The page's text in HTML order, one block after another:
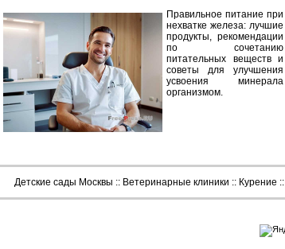
Правильное питание при
нехватке железа: лучшие
продукты, рекомендации
по сочетанию
питательных веществ и
советы для улучшения
усвоения минерала
организмом.
Детские сады Москвы :: Ветеринарные клиники :: Курение ::